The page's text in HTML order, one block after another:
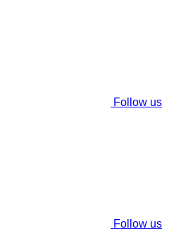
Follow us
Follow us